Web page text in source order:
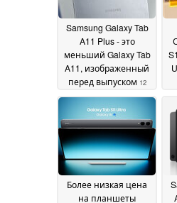
Samsung Galaxy Tab
A11 Plus - это
меньший Galaxy Tab
A11, изображенный
перед выпуском 12
September 2025
Более низкая цена
на планшеты